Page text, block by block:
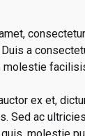
a
molestie
ex et,
Sed ac